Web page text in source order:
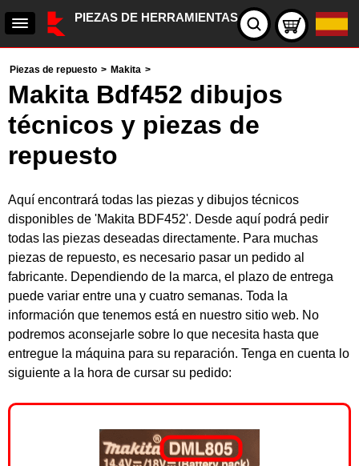
PIEZAS DE HERRAMIENTAS
Piezas de repuesto > Makita >
Makita Bdf452 dibujos
técnicos y piezas de
repuesto
Aquí encontrará todas las piezas y dibujos técnicos
disponibles de 'Makita BDF452'. Desde aquí podrá pedir
todas las piezas deseadas directamente. Para muchas
piezas de repuesto, es necesario pasar un pedido al
fabricante. Dependiendo de la marca, el plazo de entrega
puede variar entre una y cuatro semanas. Toda la
información que tenemos está en nuestro sitio web. No
podremos aconsejarle sobre lo que necesita hasta que
entregue la máquina para su reparación. Tenga en cuenta lo
siguiente a la hora de cursar su pedido: